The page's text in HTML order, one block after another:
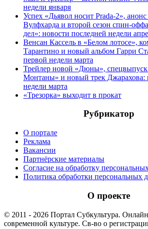
недели января
Успех «Дьявол носит Prada-2»,
Вулфхарда и второй сезон спин-
дел»: новости последней недели
Венсан Кассель в «Белом лотосе»,
Тарантино и новый альбом Гарри
первой недели марта
Трейлер новой «Дюны»,
Монтаны» и новый трек Джарахова:
недели марта
«Трезорка» выходит в прокат
Рубрикатор
О портале
Реклама
Вакансии
Партнёрские материалы
Согласие на обработку
Политика обработки персональных
О проекте
© 2011 - 2026 Портал Субкультура.
современной культуре. Св-во о